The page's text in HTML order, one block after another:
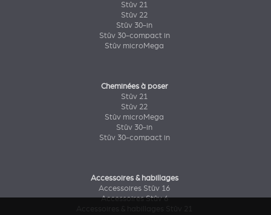
Stûv 21
Stûv 22
Stûv 30-in
Stûv 30-compact in
Stûv microMega
Cheminées à poser
Stûv 21
Stûv 22
Stûv microMega
Stûv 30-in
Stûv 30-compact in
Accessoires & habillages
Accessoires Stûv 16
Accessoires Stûv 6